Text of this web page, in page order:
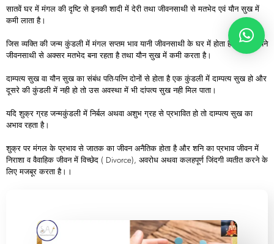
सातवें घर में मंगल की दृष्टि से इनकी शादी में देरी तथा जीवनसाथी से मतभेद एवं यौन सुख में
कमी लाता है।
जिस व्यक्ति की जन्म कुंडली में मंगल सप्तम भाव यानी जीवनसाथी के घर में होता है उसका अपने
जीवनसाथी से अक्सर मतभेद बना रहता है तथा यौन सुख में कमी करता है।
दाम्पत्य सुख वा यौन सुख का संबंध पति-पत्नि दोनों से होता है एक कुंडली में दाम्पत्य सुख हो और
दूसरे की कुंडली में नही हो तो उस अवस्था में भी दांपत्य सुख नही मिल पाता।
यदि शुक्र ग्रह जन्मकुंडली में निर्बल अथवा अशुभ ग्रह से प्रभावित हो तो दाम्पत्य सुख का
अभाव रहता है।
शुक्र पर मंगल के प्रभाव से जातक का जीवन अनैतिक होता है और शनि का प्रभाव जीवन में
निराशा व वैवाहिक जीवन में विच्छेद ( Divorce), अवरोध अथवा कलहपूर्ण जिंदगी व्यतीत करने के
लिए मजबूर करता है।।